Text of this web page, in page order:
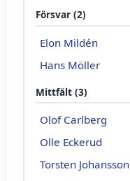
Försvar (2)
Elon Mildén
Hans Möller
Mittfält (3)
Olof Carlberg
Olle Eckerud
Torsten Johansson